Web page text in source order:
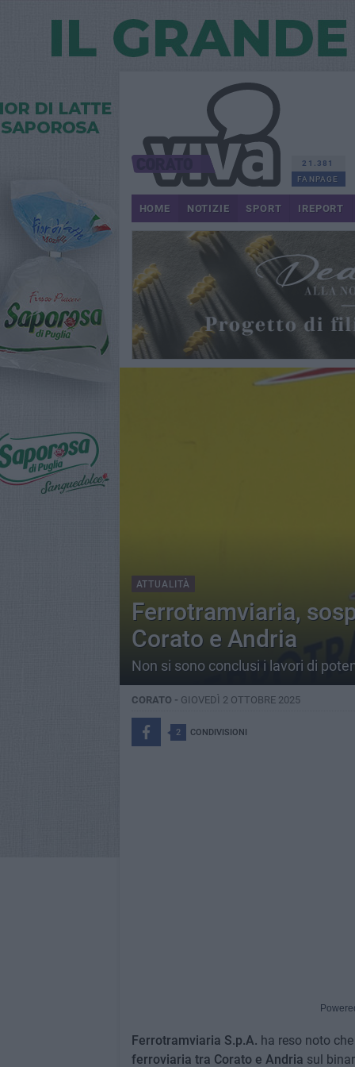
21.381
FANPAGE
HOME NOTIZIE SPORT IREPORT
ATTUALITÀ
Ferrotramviaria,
Corato e Andria
Non si sono conclusi i lavori di
CORATO - GIOVEDÌ 2 OTTOBRE 2025
2 CONDIVISIONI
Ferrotramviaria S.p.A. ha reso noto
ferroviaria tra Corato e Andria sul